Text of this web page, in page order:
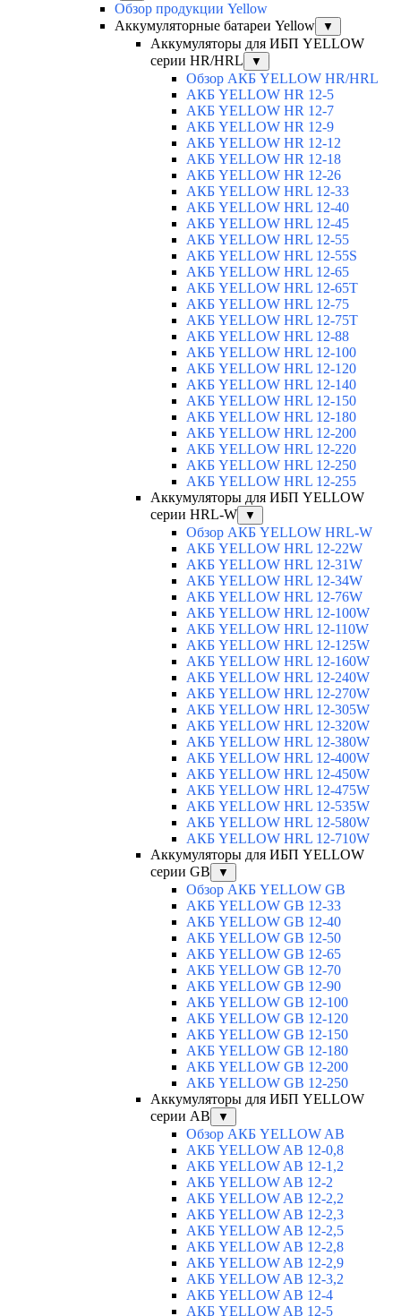
Обзор продукции Yellow
Аккумуляторные батареи Yellow
▼
Аккумуляторы для ИБП YELLOW
серии HR/HRL
▼
Обзор АКБ YELLOW HR/HRL
АКБ YELLOW HR 12-5
АКБ YELLOW HR 12-7
АКБ YELLOW HR 12-9
АКБ YELLOW HR 12-12
АКБ YELLOW HR 12-18
АКБ YELLOW HR 12-26
АКБ YELLOW HRL 12-33
АКБ YELLOW HRL 12-40
АКБ YELLOW HRL 12-45
АКБ YELLOW HRL 12-55
АКБ YELLOW HRL 12-55S
АКБ YELLOW HRL 12-65
АКБ YELLOW HRL 12-65T
АКБ YELLOW HRL 12-75
АКБ YELLOW HRL 12-75Т
АКБ YELLOW HRL 12-88
АКБ YELLOW HRL 12-100
АКБ YELLOW HRL 12-120
АКБ YELLOW HRL 12-140
АКБ YELLOW HRL 12-150
АКБ YELLOW HRL 12-180
АКБ YELLOW HRL 12-200
АКБ YELLOW HRL 12-220
АКБ YELLOW HRL 12-250
АКБ YELLOW HRL 12-255
Аккумуляторы для ИБП YELLOW
серии HRL-W
▼
Обзор АКБ YELLOW HRL-W
АКБ YELLOW HRL 12-22W
АКБ YELLOW HRL 12-31W
АКБ YELLOW HRL 12-34W
АКБ YELLOW HRL 12-76W
АКБ YELLOW HRL 12-100W
АКБ YELLOW HRL 12-110W
АКБ YELLOW HRL 12-125W
АКБ YELLOW HRL 12-160W
АКБ YELLOW HRL 12-240W
АКБ YELLOW HRL 12-270W
АКБ YELLOW HRL 12-305W
АКБ YELLOW HRL 12-320W
АКБ YELLOW HRL 12-380W
АКБ YELLOW HRL 12-400W
АКБ YELLOW HRL 12-450W
АКБ YELLOW HRL 12-475W
АКБ YELLOW HRL 12-535W
АКБ YELLOW HRL 12-580W
АКБ YELLOW HRL 12-710W
Аккумуляторы для ИБП YELLOW
серии GB
▼
Обзор АКБ YELLOW GB
АКБ YELLOW GB 12-33
АКБ YELLOW GB 12-40
АКБ YELLOW GB 12-50
АКБ YELLOW GB 12-65
АКБ YELLOW GB 12-70
АКБ YELLOW GB 12-90
АКБ YELLOW GB 12-100
АКБ YELLOW GB 12-120
АКБ YELLOW GB 12-150
АКБ YELLOW GB 12-180
АКБ YELLOW GB 12-200
АКБ YELLOW GB 12-250
Аккумуляторы для ИБП YELLOW
серии AB
▼
Обзор АКБ YELLOW AB
АКБ YELLOW AB 12-0,8
АКБ YELLOW AB 12-1,2
АКБ YELLOW AB 12-2
АКБ YELLOW AB 12-2,2
АКБ YELLOW AB 12-2,3
АКБ YELLOW AB 12-2,5
АКБ YELLOW AB 12-2,8
АКБ YELLOW AB 12-2,9
АКБ YELLOW AB 12-3,2
АКБ YELLOW AB 12-4
АКБ YELLOW AB 12-5